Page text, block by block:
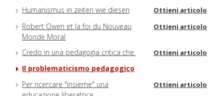
Humanismus in zeiten wie diesen Ottieni articolo
Robert Owen et la foi du Nouveau
Monde Moral
Ottieni articolo
Credo in una pedagogia critica che. Ottieni articolo
Il problematicismo pedagogico
Per ricercare "insieme" una
Ottieni articolo